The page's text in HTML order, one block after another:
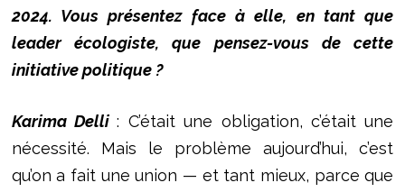
2024. Vous présentez face à elle, en tant que
leader écologiste, que pensez-vous de cette
initiative politique ?
Karima Delli: C’était une obligation, c’était une
nécessité. Mais le problème aujourd’hui, c’est
qu’on a fait une union — et tant mieux, parce que